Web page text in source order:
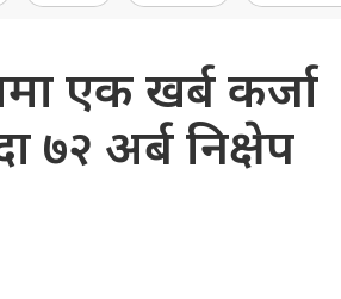
एक खर्ब कर्जा
७२ अर्ब निक्षेप